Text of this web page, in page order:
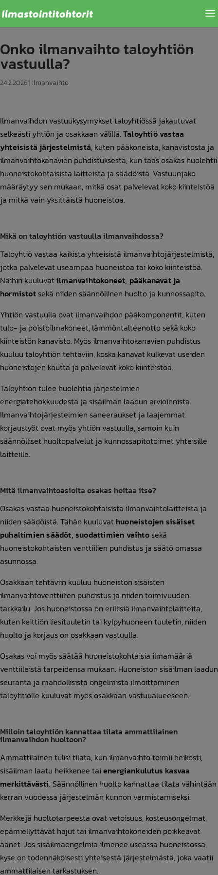
Onko ilmanvaihto taloyhtiön
vastuulla?
24.2.2026 | Ilmanvaihto
Ilmanvaihdon vastuukysymykset taloyhtiössä jakautuvat
selkeästi yhtiön ja osakkaan välillä. Taloyhtiö vastaa
yhteisistä järjestelmistä, kuten pääkoneista, kanavistosta ja
ilmanvaihtokanavien puhdistuksesta, kun taas osakas huolehtii
huoneistokohtaisista laitteista ja säädöistä. Vastuunjako
määräytyy sen mukaan, mitkä osat palvelevat koko kiinteistöä
ja mitkä vain yksittäistä huoneistoa.
Mikä on taloyhtiön vastuulla ilmanvaihdossa?
Taloyhtiö vastaa kaikista yhteisistä ilmanvaihtojärjestelmistä,
jotka palvelevat useampaa huoneistoa tai koko kiinteistöä.
Näihin kuuluvatilmanvaihtokoneet, pääkanavat ja
hormistotsekä niiden säännöllinen huolto ja kunnossapito.
Yhtiön vastuulla ovat ilmanvaihdon pääkomponentit, kuten
tulo- ja poistoilmakoneet, lämmöntalteenotto sekä koko
kiinteistön kanavisto. Myös ilmanvaihtokanavien puhdistus
kuuluu taloyhtiön tehtäviin, koska kanavat kulkevat useiden
huoneistojen kautta ja palvelevat koko kiinteistöä.
Taloyhtiön tulee huolehtia järjestelmien
energiatehokkuudesta ja sisäilman laadun arvioinnista.
Ilmanvaihtojärjestelmien saneeraukset ja laajemmat
korjaustyöt ovat myös yhtiön vastuulla, samoin kuin
säännölliset huoltopalvelut ja kunnossapitotoimet yhteisille
laitteille.
Mitä ilmanvaihtoasioita osakas hoitaa itse?
Osakas vastaa huoneistokohtaisista ilmanvaihtolaitteista ja
niiden säädöistä. Tähän kuuluvat huoneistojen sisäiset
puhaltimien säädöt, suodattimien vaihtosekä
huoneistokohtaisten venttiilien puhdistus ja säätö omassa
asunnossa.
Osakkaan tehtäviin kuuluu huoneiston sisäisten
ilmanvaihtoventtiilien puhdistus ja niiden toimivuuden
tarkkailu. Jos huoneistossa on erillisiä ilmanvaihtolaitteita,
kuten keittiön liesituuletin tai kylpyhuoneen tuuletin, niiden
huolto ja korjaus on osakkaan vastuulla.
Osakas voi myös säätää huoneistokohtaisia ilmamääriä
venttiileistä tarpeidensa mukaan. Huoneiston sisäilman laadun
seuranta ja mahdollisista ongelmista ilmoittaminen
taloyhtiölle kuuluvat myös osakkaan vastuualueeseen.
Milloin taloyhtiön kannattaa tilata ammattilainen
ilmanvaihdon huoltoon?
Ammattilainen tulisi tilata, kun ilmanvaihto toimii heikosti,
sisäilman laatu heikkenee taienergiankulutus kasvaa
merkittävästi. Säännöllinen huolto kannattaa tilata vähintään
kerran vuodessa järjestelmän kunnon varmistamiseksi.
Merkkejä huoltotarpeesta ovat vetoisuus, kosteusongelmat,
epämiellyttävät hajut tai ilmanvaihtokoneiden poikkeavat
äänet. Jos sisäilmaongelmia ilmenee useassa huoneistossa,
kyse on todennäköisesti yhteisestä järjestelmästä, joka vaatii
ammattilaisen tarkastuksen.